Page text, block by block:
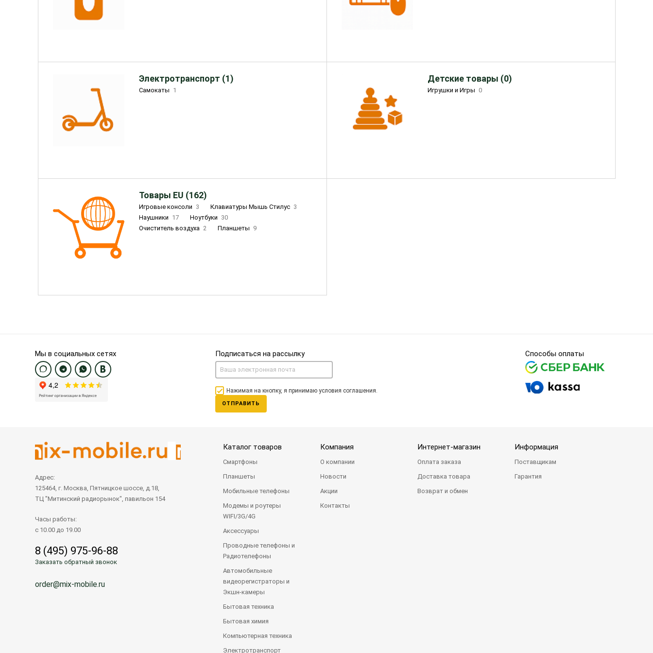
Электротранспорт (1)
Самокаты 1
Детские товары (0)
Игрушки и Игры 0
Товары EU (162)
Игровые консоли 3 Клавиатуры Мышь Стилус 3
Наушники 17 Ноутбуки 30
Очиститель воздуха 2 Планшеты 9
Мы в социальных сетях Подписаться на рассылку
Нажимая на кнопку, я принимаю условия соглашения.
ОТПРАВИТЬ
Способы оплаты
Адрес:
125464, г. Москва, Пятницкое шоссе, д.18,
ТЦ "Митинский радиорынок", павильон 154
Часы работы:
с 10.00 до 19.00
8 (495) 975-96-88
Заказать обратный звонок
order@mix-mobile.ru
Каталог товаров
Смартфоны
Планшеты
Мобильные телефоны
Модемы и роутеры
WIFI/3G/4G
Аксессуары
Проводные телефоны и
Радиотелефоны
Автомобильные
видеорегистраторы и
Экшн-камеры
Бытовая техника
Бытовая химия
Компьютерная техника
Электротранспорт
Компания
О компании
Новости
Акции
Контакты
Интернет-магазин
Оплата заказа
Доставка товара
Возврат и обмен
Информация
Поставщикам
Гарантия